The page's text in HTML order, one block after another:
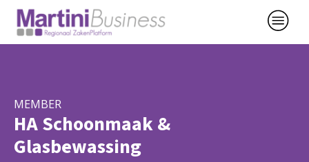
MEMBER
HA Schoonmaak &
Glasbewassing